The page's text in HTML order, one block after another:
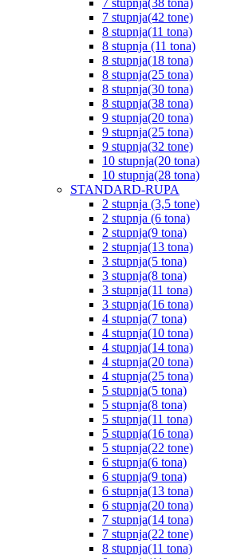
7 stupnja(38 tona)
7 stupnja(42 tone)
8 stupnja(11 tona)
8 stupnja (11 tona)
8 stupnja(18 tona)
8 stupnja(25 tona)
8 stupnja(30 tona)
8 stupnja(38 tona)
9 stupnja(20 tona)
9 stupnja(25 tona)
9 stupnja(32 tone)
10 stupnja(20 tona)
10 stupnja(28 tona)
STANDARD-RUPA
2 stupnja (3,5 tone)
2 stupnja (6 tona)
2 stupnja(9 tona)
2 stupnja(13 tona)
3 stupnja(5 tona)
3 stupnja(8 tona)
3 stupnja(11 tona)
3 stupnja(16 tona)
4 stupnja(7 tona)
4 stupnja(10 tona)
4 stupnja(14 tona)
4 stupnja(20 tona)
4 stupnja(25 tona)
5 stupnja(5 tona)
5 stupnja(8 tona)
5 stupnja(11 tona)
5 stupnja(16 tona)
5 stupnja(22 tone)
6 stupnja(6 tona)
6 stupnja(9 tona)
6 stupnja(13 tona)
6 stupnja(20 tona)
7 stupnja(14 tona)
7 stupnja(22 tone)
8 stupnja(11 tona)